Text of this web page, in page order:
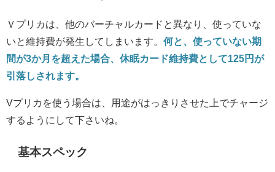
Ｖプリカは、他のバーチャルカードと異なり、使っていな
いと維持費が発生してしまいます。 何と、使っていない期
間が3か月を超えた場合、休眠カード維持費として125円が
引落しされます。
Vプリカを使う場合は、用途がはっきりさせた上でチャージ
するようにして下さいね。
基本スペック